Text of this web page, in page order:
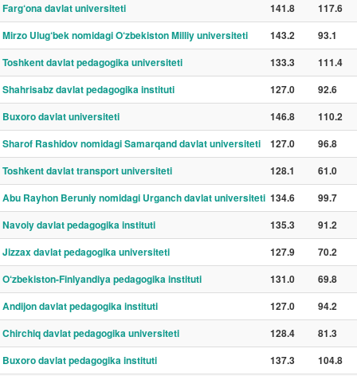
Farg‘ona davlat universiteti 141.8
117.6
Mirzo Ulug‘bek nomidagi O‘zbekiston Milliy universiteti
143.2
93.1
Toshkent davlat pedagogika universiteti
133.3
111.4
Shahrisabz davlat pedagogika instituti
127.0
92.6
Buxoro davlat universiteti
146.8
110.2
Sharof Rashidov nomidagi Samarqand davlat universiteti
127.0
96.8
Toshkent davlat transport universiteti
128.1
61.0
Abu Rayhon Beruniy nomidagi Urganch davlat universiteti 134.6
99.7
Navoiy davlat pedagogika instituti
135.3
91.2
Jizzax davlat pedagogika universiteti
127.9
70.2
O‘zbekiston-Finlyandiya pedagogika instituti
131.0
69.8
Andijon davlat pedagogika instituti
127.0
94.2
Chirchiq davlat pedagogika universiteti
128.4
81.3
Buxoro davlat pedagogika instituti
137.3
104.8